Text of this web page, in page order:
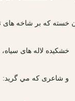
خسته كه بر شاخه های
خشكيده لاله های سياه،
و شاعری كه مي گريد: